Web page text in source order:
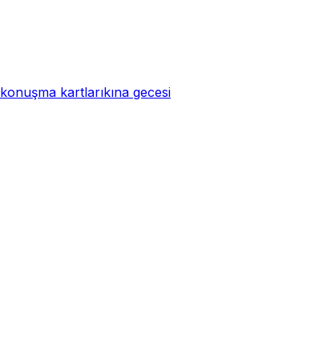
kartlarıkına gecesi